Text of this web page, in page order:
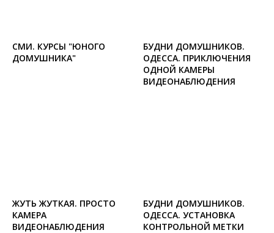
СМИ. КУРСЫ "ЮНОГО
ДОМУШНИКА"
БУДНИ ДОМУШНИКОВ.
ОДЕССА. ПРИКЛЮЧЕНИЯ
ОДНОЙ КАМЕРЫ
ВИДЕОНАБЛЮДЕНИЯ
ЖУТЬ ЖУТКАЯ. ПРОСТО
КАМЕРА
ВИДЕОНАБЛЮДЕНИЯ
БУДНИ ДОМУШНИКОВ.
ОДЕССА. УСТАНОВКА
КОНТРОЛЬНОЙ МЕТКИ